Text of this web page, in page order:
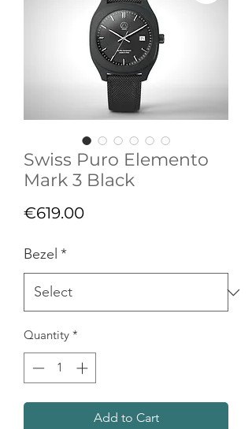
Swiss Puro Elemento
Mark 3 Black
€619.00Price
Bezel *
Quantity *
Add to Cart